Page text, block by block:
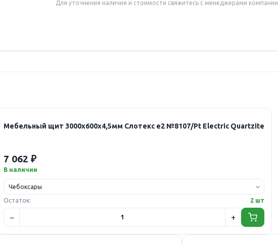
Для уточнения наличия и стоимости свяжитесь с менеджерами компании.
Мебельный щит 3000х600х4,5мм Слотекс е2 №8107/Pt Electric Quartzite
7 062 ₽
В наличии
Остаток: 2 шт